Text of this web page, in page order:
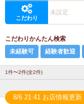
こだわり
未設定
こだわりかんたん検索
未経験可
経験者歓迎
1件〜2件(全2件)
8/6 21:41 お店情報更新